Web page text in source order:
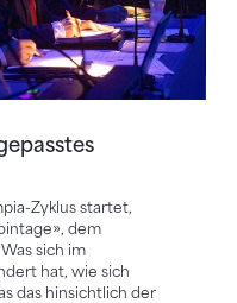
Zyklus startet,
dem
sich im
hat, wie sich
das hinsichtlich der